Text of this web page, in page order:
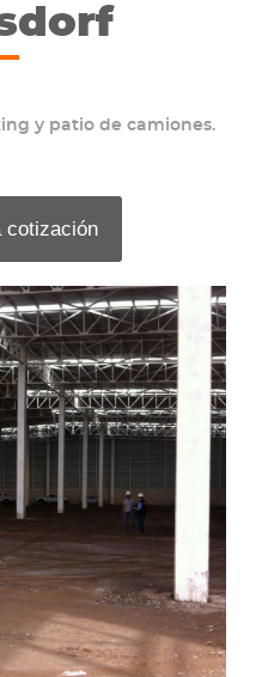
y patio de camiones.
cotización